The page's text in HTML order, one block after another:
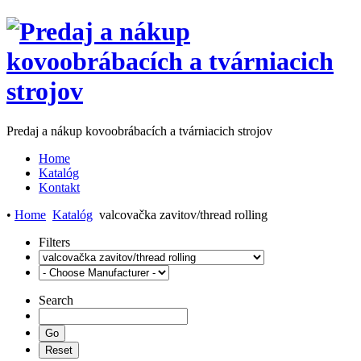
Predaj a nákup kovoobrábacích a tvárniacich strojov
Home
Katalóg
Kontakt
• Home Katalóg valcovačka zavitov/thread rolling
Filters
Search